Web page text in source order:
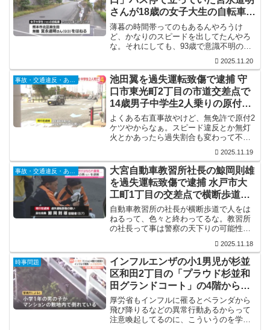
さんが18歳の女子大生の自転車に
はねられ意識不明の重体
薄暮の時間帯ってのもあるんやろうけ
ど、かなりのスピードを出してたんやろ
な。それにしても、93歳で意識不明の重
2025.11.20
池田翼を過失運転致傷で逮捕 守
口市東光町2丁目の市道交差点で
14歳男子中学生2人乗りの原付バ
イクと衝突し死なせる
よくある右直事故やけど、無免許で原付2
ケツやからなぁ。スピード違反とか無灯
火とかあったら過失割合も変わって不起
強く打って死亡ってのもノーヘルやった
からのような気がするんやけど…
2025.11.19
大宮自動車教習所社長の鯨岡則雄
を過失運転致傷で逮捕 水戸市大
工町1丁目の交差点で横断歩道上
の3歳女児を左折巻き込み 意識不
明
自動車教習所の社長が横断歩道で人をは
ねるって、色々と終わってるな。教習所
の社長って事は警察の天下りの可能性が
習所がどんな指導をしとるんか気にな
る。
2025.11.18
時事問題
インフルエンザの小1男児が杉並
区和田2丁目の「プラウド杉並和
田グランドコート」の4階から転
落 搬送時は意識あり
厚労省もインフルに罹るとベランダから
飛び降りるなどの異常行動あるからって
注意喚起してるのに、こういうのを学校